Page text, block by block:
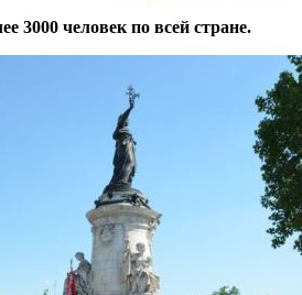
3000 человек по всей стране.